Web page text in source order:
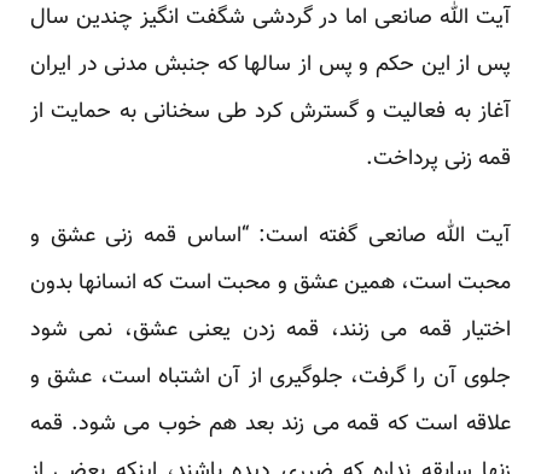
آیت الله صانعی اما در گردشی شگفت انگیز چندین سال
پس از این حکم و پس از سالها که جنبش مدنی در ایران
آغاز به فعالیت و گسترش کرد طی سخنانی به حمایت از
قمه زنی پرداخت.
آیت الله صانعی گفته است: “اساس قمه زنی عشق و
محبت است، همین عشق و محبت است که انسانها بدون
اختیار قمه می زنند، قمه زدن یعنی عشق، نمی شود
جلوی آن را گرفت، جلوگیری از آن اشتباه است، عشق و
علاقه است که قمه می زند بعد هم خوب می شود. قمه